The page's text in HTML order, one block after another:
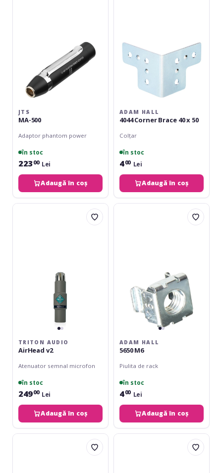
JTS
MA-500
Adaptor phantom power
în stoc
22300 Lei
Adaugă în coș
ADAM HALL
4044 Corner Brace 40 x 50
Colțar
în stoc
400 Lei
Adaugă în coș
Triton
TRITON AUDIO
AirHead v2
Atenuator semnal microfon
în stoc
24900 Lei
Adaugă în coș
Adam
ADAM HALL
5650 M6
Piulita de rack
în stoc
400 Lei
Adaugă în coș
LD
Adam